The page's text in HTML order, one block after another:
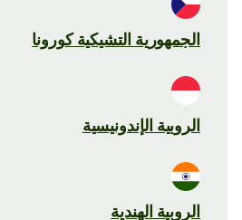
الجمهورية التشيكية كورونا
الروبية الإندونيسية
الروبية الهندية